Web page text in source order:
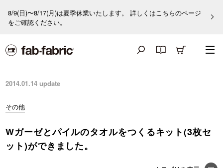
8/9(日)〜8/17(月)は夏季休業いたします。 詳しくはこちらのページ
をご確認ください。
2014.01.14 update
その他
Wガーゼとパイルのタオルをつくるキット(3枚セ
ット)ができました。